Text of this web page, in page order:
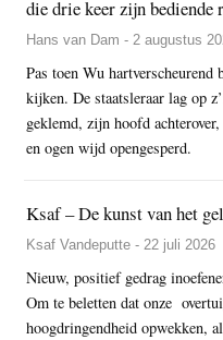
die drie keer zijn bediende
Hans van Dam - 2 augustus
Pas toen Wu hartverscheurend
kijken. De staatsleraar lag op
geklemd, zijn hoofd
en ogen wijd opengesperd.
Ksaf – De kunst van het
Ksaf Vandeputte - 22 juli 2026
Nieuw, positief gedrag
Om te beletten dat onze
hoogdringendheid opwekken,